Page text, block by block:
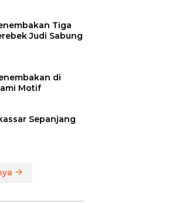
Tiga
Judi Sabung
di
Motif
Sepanjang